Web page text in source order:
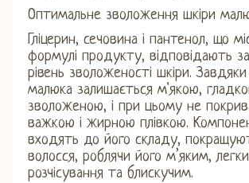
Оптимальне зволоження шкіри
Гліцерин, сечовина і пантенол, що
формулі продукту, відповідають
рівень зволоженості шкіри.
малюка залишається м'якою,
зволоженою, і при цьому не
важкою і жирною плівкою.
входять до його складу,
волосся, роблячи його м’яким,
розчісування та блискучим.